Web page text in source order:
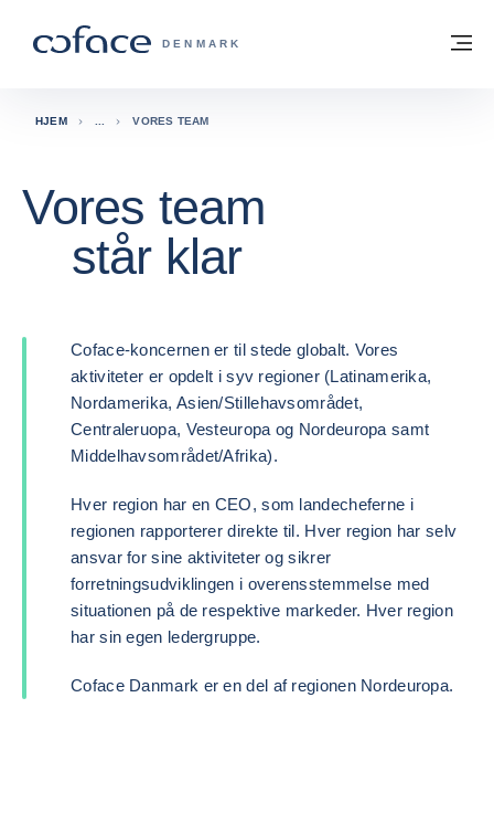
COFACE FOR TRADE - GRUPPENS
DENMARK
Tilbage til hjemmesiden
HJEM VORES TEAM
Vores team
står klar
Coface-koncernen er til stede globalt. Vores
aktiviteter er opdelt i syv regioner (Latinamerika,
Nordamerika, Asien/Stillehavsområdet,
Centraleruopa, Vesteuropa og Nordeuropa samt
Middelhavsområdet/Afrika).
Hver region har en CEO, som landecheferne i
regionen rapporterer direkte til. Hver region har selv
ansvar for sine aktiviteter og sikrer
forretningsudviklingen i overensstemmelse med
situationen på de respektive markeder. Hver region
har sin egen ledergruppe.
Coface Danmark er en del af regionen Nordeuropa.